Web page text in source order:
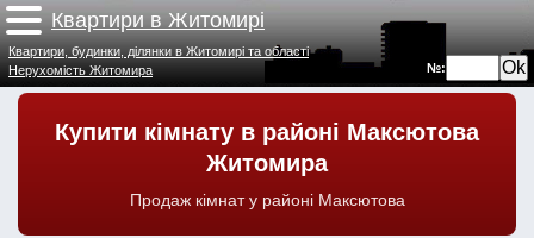
Квартири в Житомирі
№:
Квартири, будинки, ділянки в Житомирі та області
Нерухомість Житомира
Купити кімнату в районі Максютова
Житомира
Продаж кімнат у районі Максютова